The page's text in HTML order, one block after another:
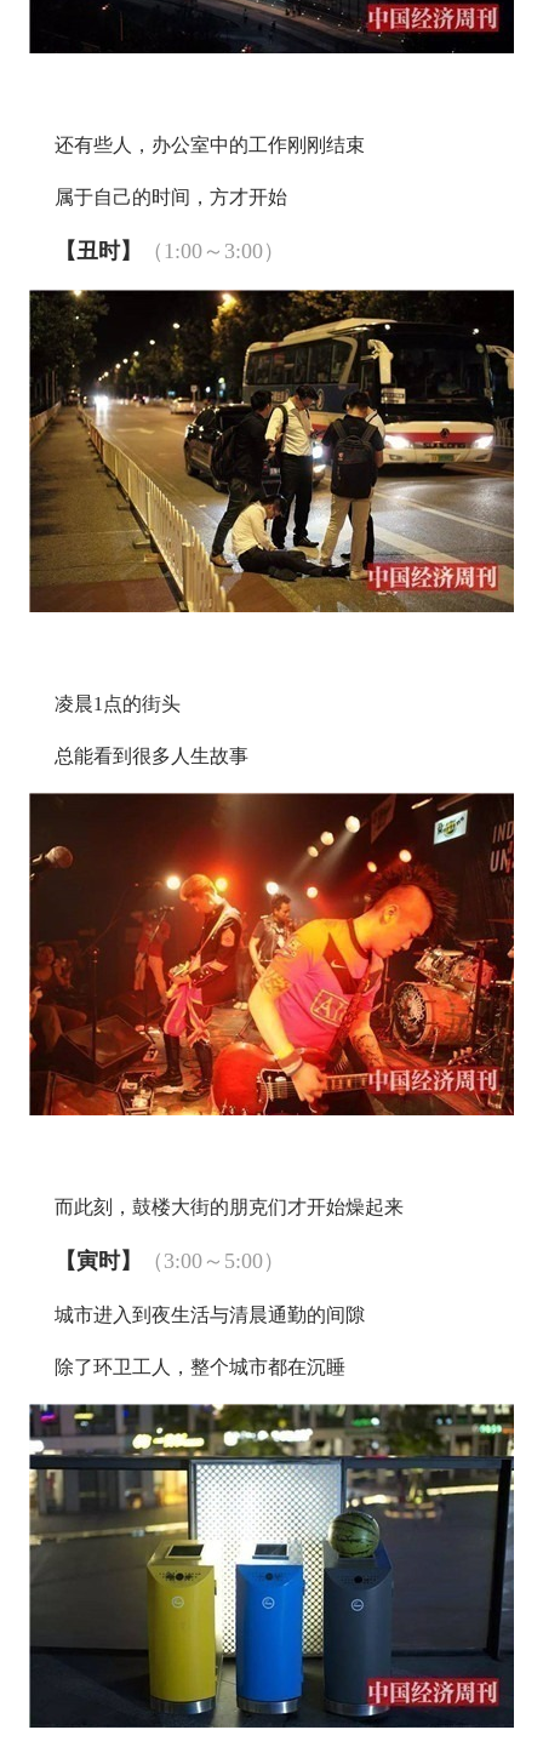
还有些人，办公室中的工作刚刚结束
属于自己的时间，方才开始
【丑时】 （1:00～3:00）
凌晨1点的街头
总能看到很多人生故事
而此刻，鼓楼大街的朋克们才开始燥起来
【寅时】 （3:00～5:00）
城市进入到夜生活与清晨通勤的间隙
除了环卫工人，整个城市都在沉睡